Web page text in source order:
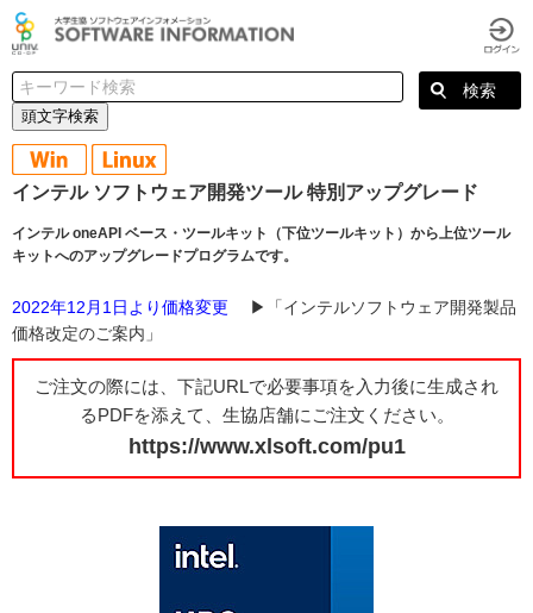
頭文字検索
インテル ソフトウェア開発ツール 特別アップグレード
インテル oneAPI ベース・ツールキット（下位ツールキット）から上位ツール
キットへのアップグレードプログラムです。
2022年12月1日より価格変更
▶「インテルソフトウェア開発製品
価格改定のご案内」
ご注文の際には、下記URLで必要事項を入力後に生成され
るPDFを添えて、生協店舗にご注文ください。
https://www.xlsoft.com/pu1